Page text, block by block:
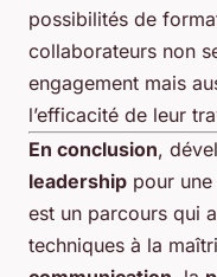
possibilités de
collaborateurs non
engagement mais
l’efficacité de leur
En conclusion,
leadership pour
est un parcours qui
techniques à la